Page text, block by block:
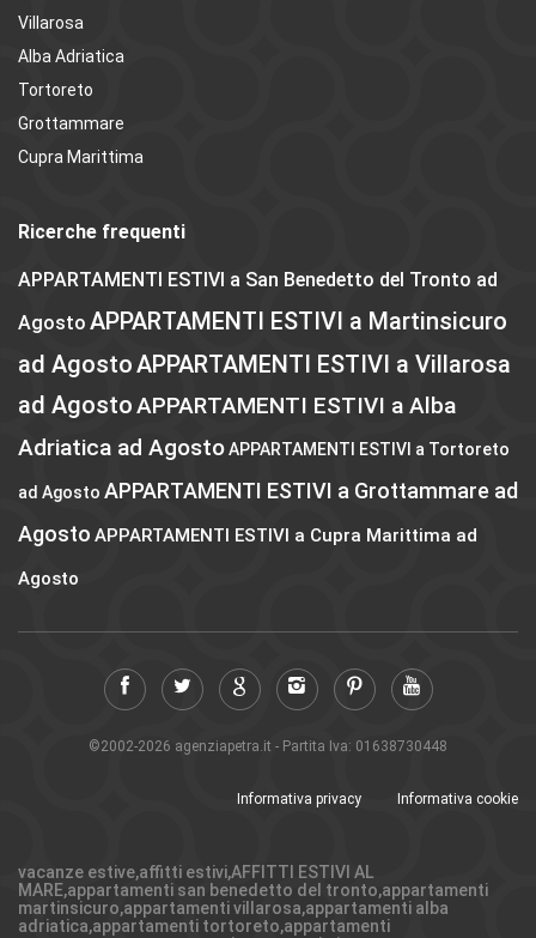
Villarosa
Alba Adriatica
Tortoreto
Grottammare
Cupra Marittima
Ricerche frequenti
APPARTAMENTI ESTIVI a San Benedetto del Tronto ad
Agosto APPARTAMENTI ESTIVI a Martinsicuro
ad AgostoAPPARTAMENTI ESTIVI a Villarosa
ad AgostoAPPARTAMENTI ESTIVI a Alba
Adriatica ad AgostoAPPARTAMENTI ESTIVI a Tortoreto
ad Agosto APPARTAMENTI ESTIVI a Grottammare ad
Agosto APPARTAMENTI ESTIVI a Cupra Marittima ad
Agosto
©2002-2026 agenziapetra.it - Partita Iva: 01638730448
Informativa cookie
Informativa privacy
vacanze estive,affitti estivi,AFFITTI ESTIVI AL
MARE,appartamenti san benedetto del tronto,appartamenti
martinsicuro,appartamenti villarosa,appartamenti alba
adriatica,appartamenti tortoreto,appartamenti